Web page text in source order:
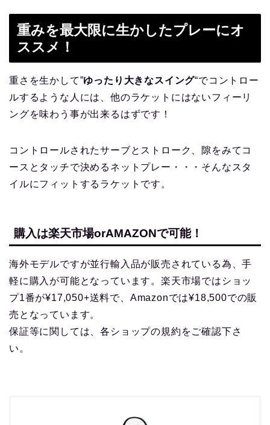
重みを最大限に生かしたプレーにオ
ススメ！
重さを生かして”ゆったり大きなスイング“でコントロー
ルするような人には、他のラケットにはないフィーリ
ングを味わう事が出来るはずです！
コントロールされたサーブとストローク、隙をみてコ
ースとタッチで決めるネットプレー・・・そんなスタ
イルにフィットするラケットです。
購入は楽天市場orAMAZONで可能！
海外モデルですが並行輸入品が販売されている為、手
軽に購入が可能となっています。楽天市場ではショッ
プ1番が¥17,050+送料で、Amazonでは¥18,500での販
売となっています。
保証等に関しては、各ショップの規約をご確認下さ
い。